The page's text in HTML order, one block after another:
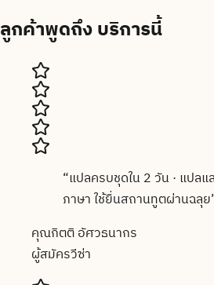
ลูกค้าพูดถึงบริการนี้
“แปลครบชุดใน 2 วัน · แปล
ภาษา ใช้ยื่นสถานทูตผ่านฉลุย
คุณกิตติ อัศวธนากร
ผู้สมัครวีซ่า